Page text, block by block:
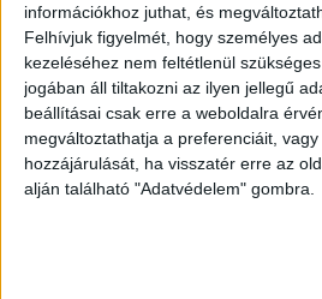
információkhoz juthat, és
Felhívjuk figyelmét, hogy személyes
kezeléséhez nem feltétlenül
jogában áll tiltakozni az ilyen jellegű
beállításai csak erre a weboldalra
megváltoztathatja a preferenciáit,
hozzájárulását, ha visszatér erre az
alján található "Adatvédelem" gombra.
érkeznek a hírek, hogy a vezető
reklámokkal futnak, és a
magasabb árú csomagokkal lehet
Magyarországon a legnagyobb
általában 2-3000 forint közötti havi
kisebbek ennél akár jóval
NMHH adatai szerint a